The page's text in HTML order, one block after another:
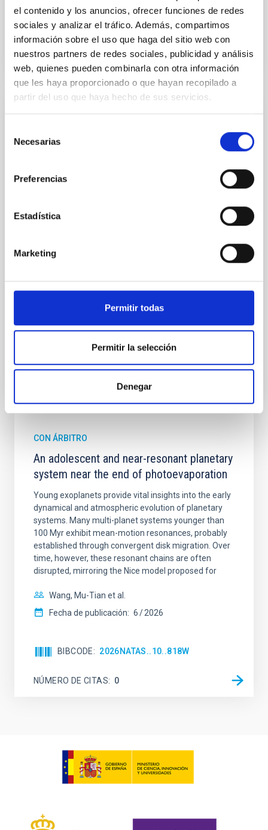
el contenido y los anuncios, ofrecer funciones de redes
sociales y analizar el tráfico. Además, compartimos
información sobre el uso que haga del sitio web con
nuestros partners de redes sociales, publicidad y análisis
web, quienes pueden combinarla con otra información
que les haya proporcionado o que hayan recopilado a
partir del uso que haya hecho de sus servicios.
Necesarias
Preferencias
Estadística
Marketing
Permitir todas
Permitir la selección
Denegar
BIBCODE 2026APJ..1003...83Y
NÚMERO DE CITAS
CON ÁRBITRO
Clues to inside-out quenching in quiescent
galaxies at 1.2 ≲ z ≲ 2.2: Age, Fe-, and
SUSPENSE
quiescent galaxies at cosmic noon provide powerful
studies have revealed that the cores of these
Cheng, Chloe M. et al.
7
CON ÁRBITRO
An adolescent and near-resonant planetary
system near the end of photoevaporation
Young exoplanets provide vital insights into the early
dynamical and atmospheric evolution of planetary
systems. Many multi-planet systems younger than
100 Myr exhibit mean-motion resonances, probably
established through convergent disk migration. Over
time, however, these resonant chains are often
disrupted, mirroring the Nice model proposed for
Wang, Mu-Tian et al.
Fecha de publicación: 6 2026
BIBCODE 2026NATAS..10..818W
NÚMERO DE CITAS 0